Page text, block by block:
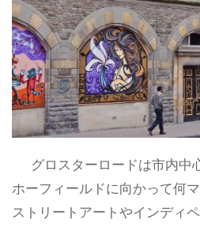
グロスターロードは市内中
ホーフィールドに向かって何
ストリートアートやインディ